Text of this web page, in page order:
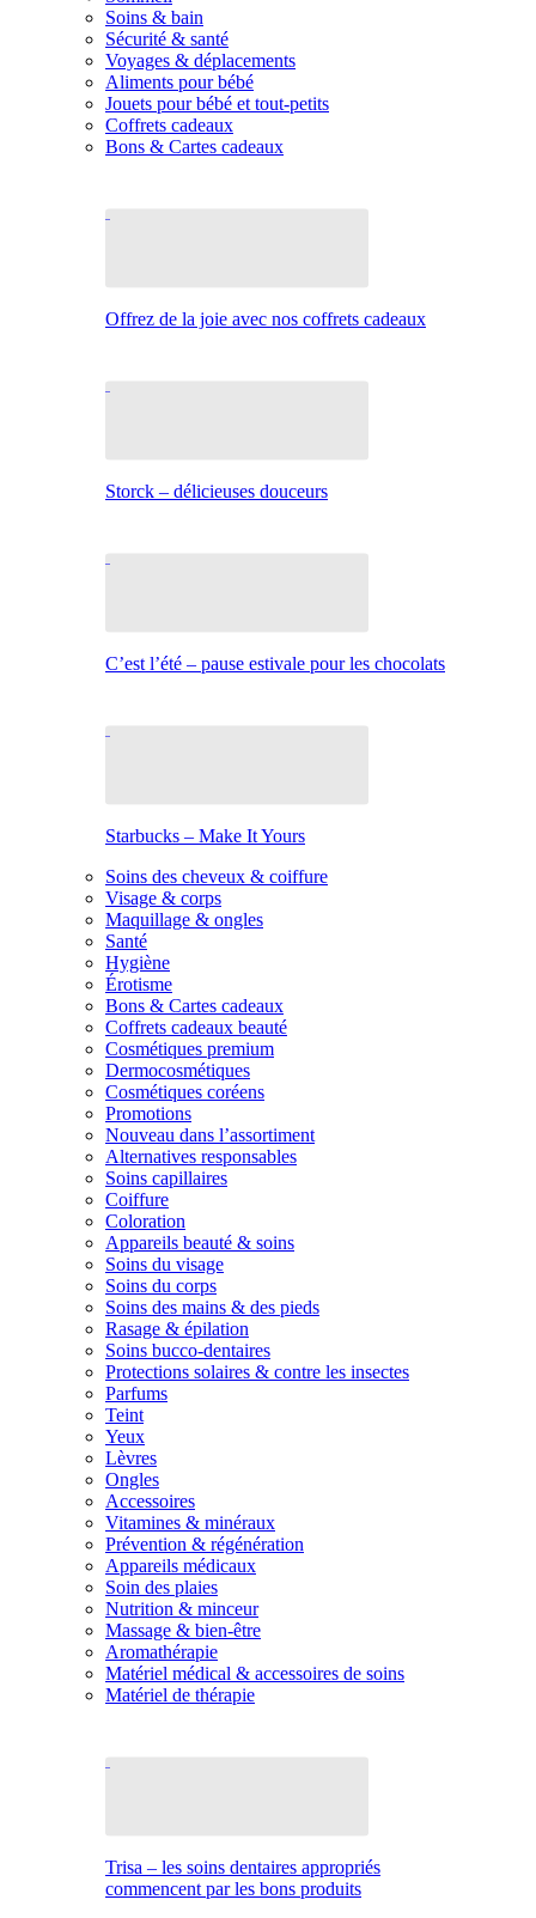
Soins & bain
Sécurité & santé
Voyages & déplacements
Aliments pour bébé
Jouets pour bébé et tout-petits
Coffrets cadeaux
Bons & Cartes cadeaux
Offrez de la joie avec nos coffrets cadeaux
Storck – délicieuses douceurs
C’est l’été – pause estivale pour les chocolats
Starbucks – Make It Yours
Soins des cheveux & coiffure
Visage & corps
Maquillage & ongles
Santé
Hygiène
Érotisme
Bons & Cartes cadeaux
Coffrets cadeaux beauté
Cosmétiques premium
Dermocosmétiques
Cosmétiques coréens
Promotions
Nouveau dans l’assortiment
Alternatives responsables
Soins capillaires
Coiffure
Coloration
Appareils beauté & soins
Soins du visage
Soins du corps
Soins des mains & des pieds
Rasage & épilation
Soins bucco-dentaires
Protections solaires & contre les insectes
Parfums
Teint
Yeux
Lèvres
Ongles
Accessoires
Vitamines & minéraux
Prévention & régénération
Appareils médicaux
Soin des plaies
Nutrition & minceur
Massage & bien-être
Aromathérapie
Matériel médical & accessoires de soins
Matériel de thérapie
Trisa – les soins dentaires appropriés
commencent par les bons produits